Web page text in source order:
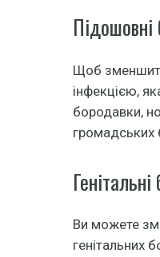
Щоб
інфекцією,
бородавки,
громадських
Ви можете
генітальних